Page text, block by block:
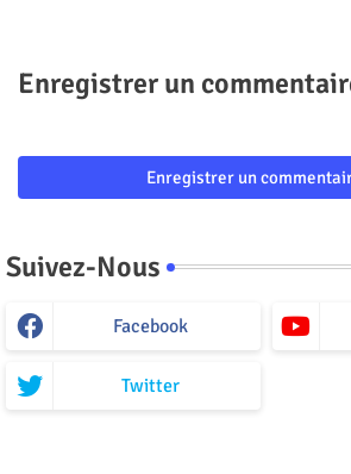
Enregistrer un
Enregistrer un
Suivez-Nous
Facebook
Twitter